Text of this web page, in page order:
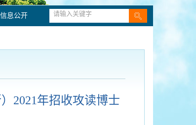
信息公开
2021年招收攻读博士